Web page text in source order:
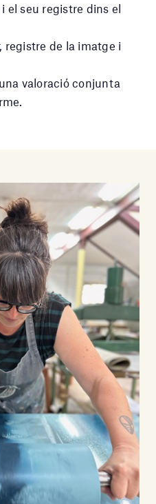
el seu registre dins el
registre de la imatge i
valoració conjunta